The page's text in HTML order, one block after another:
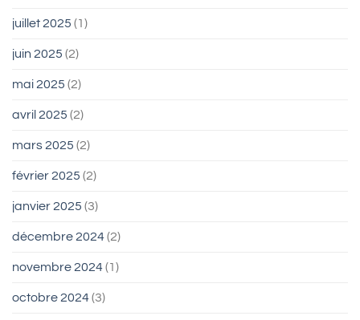
juillet 2025 (1)
juin 2025 (2)
mai 2025 (2)
avril 2025 (2)
mars 2025 (2)
février 2025 (2)
janvier 2025 (3)
décembre 2024(2)
novembre 2024(1)
octobre 2024(3)